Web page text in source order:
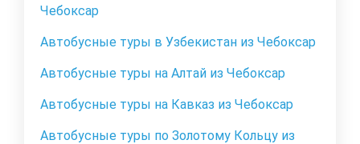
Чебоксар
Автобусные туры в Узбекистан из Чебоксар
Автобусные туры на Алтай из Чебоксар
Автобусные туры на Кавказ из Чебоксар
Автобусные туры по Золотому Кольцу из